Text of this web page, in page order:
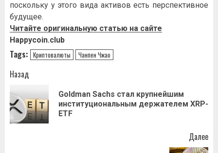
поскольку у этого вида активов есть перспективное
будущее.
Читайте оригинальную статью на сайте
Happycoin.club
Tags: Криптовалюты Чанпен Чжао
Навигация
записи
Назад
Goldman Sachs стал крупнейшим
институциональным держателем XRP-
ETF
Далее